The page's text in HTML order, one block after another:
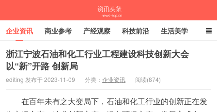
资讯头条
企业资讯 商业参考 产经观察 科技前沿 生活美学
时尚潮流 母婴亲子 专栏
浙江宁波石油和化工行业工程建设科技创新大会
以“新”开路 创新局
editing 发布于 2023-11-09 分类： 企业资讯 阅读(874)
在百年未有之大变局下，石油和化工行业的创新正在发